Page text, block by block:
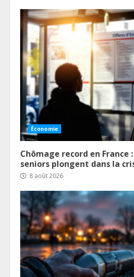
Économie
Chômage record en France
seniors plongent dans la
8 août 2026